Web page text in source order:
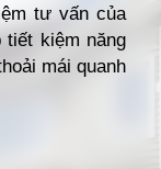
tư vấn của
kiệm năng
mái quanh